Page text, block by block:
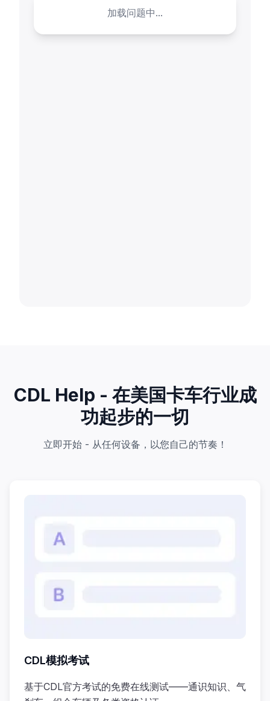
加载问题中...
CDL Help - 在美国卡车行业成
功起步的一切
立即开始 - 从任何设备，以您自己的节奏！
CDL模拟考试
基于CDL官方考试的免费在线测试——通识知识、气